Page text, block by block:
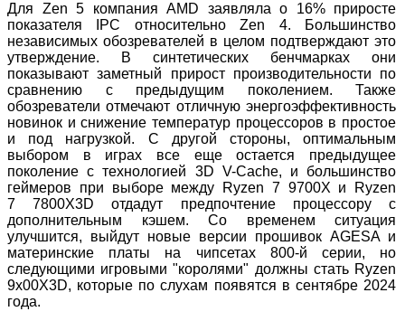
Для Zen 5 компания AMD заявляла о 16% приросте
показателя IPC относительно Zen 4. Большинство
независимых обозревателей в целом подтверждают это
утверждение. В синтетических бенчмарках они
показывают заметный прирост производительности по
сравнению с предыдущим поколением. Также
обозреватели отмечают отличную энергоэффективность
новинок и снижение температур процессоров в простое
и под нагрузкой. С другой стороны, оптимальным
выбором в играх все еще остается предыдущее
поколение с технологией 3D V-Cache, и большинство
геймеров при выборе между
Ryzen 7 9700X и
Ryzen
77800X3D отдадут предпочтение процессору с
дополнительным кэшем. Со временем ситуация
улучшится, выйдут новые версии прошивок AGESA и
материнские платы на чипсетах 800-й серии, но
следующими игровыми "королями" должны стать Ryzen
9x00X3D, которые по слухам появятся в сентябре 2024
года.